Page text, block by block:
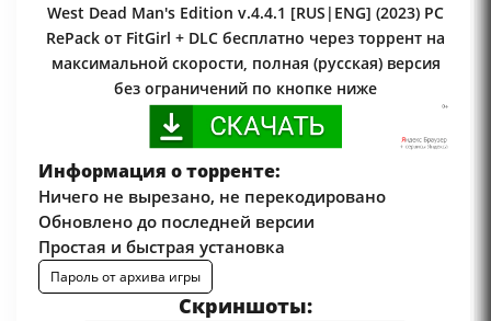
West Dead Man's Edition v.4.4.1 [RUS|ENG] (2023) PC
RePack от FitGirl + DLC бесплатно через торрент на
максимальной скорости, полная (русская) версия
без ограничений по кнопке ниже
Информация о торренте:
Ничего не вырезано, не перекодировано
Обновлено до последней версии
Простая и быстрая установка
Пароль от архива игры
Скриншоты: